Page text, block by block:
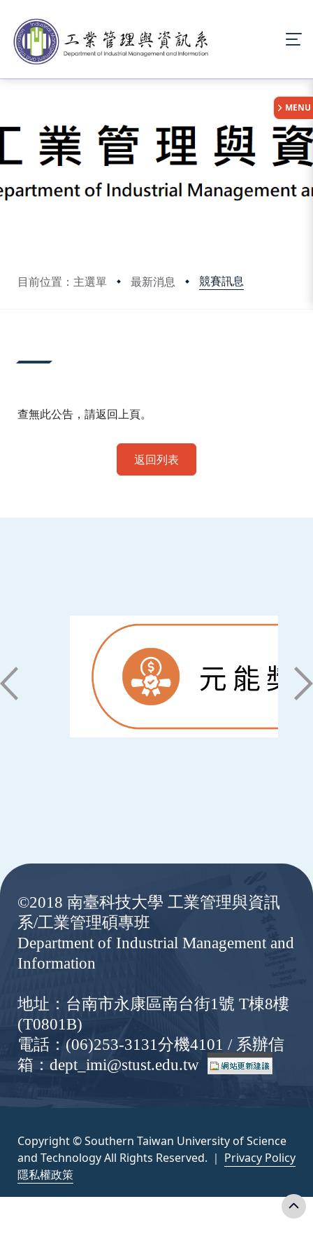
目前位置：主選單 最新消息 競賽訊息
:::
MENU
查無此公告，請返回上頁。
返回列表
©2018 南臺科技大學 工業管理與資訊
系/工業管理碩專班
Department of Industrial Management and
Information
地址：台南市永康區南台街1號 T棟8樓
(T0801B)
電話：(06)253-3131分機4101 / 系辦信
箱：dept_imi@stust.edu.tw
Copyright © Southern Taiwan University of Science
and Technology All Rights Reserved. ｜ Privacy Policy
隱私權政策